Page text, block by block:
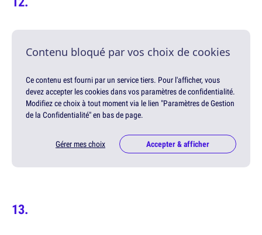
Contenu bloqué par vos choix de cookies
Ce contenu est fourni par un service tiers. Pour l'afficher, vous
devez accepter les cookies dans vos paramètres de confidentialité.
Modifiez ce choix à tout moment via le lien "Paramètres de Gestion
de la Confidentialité" en bas de page.
Gérer mes choix Accepter & afficher